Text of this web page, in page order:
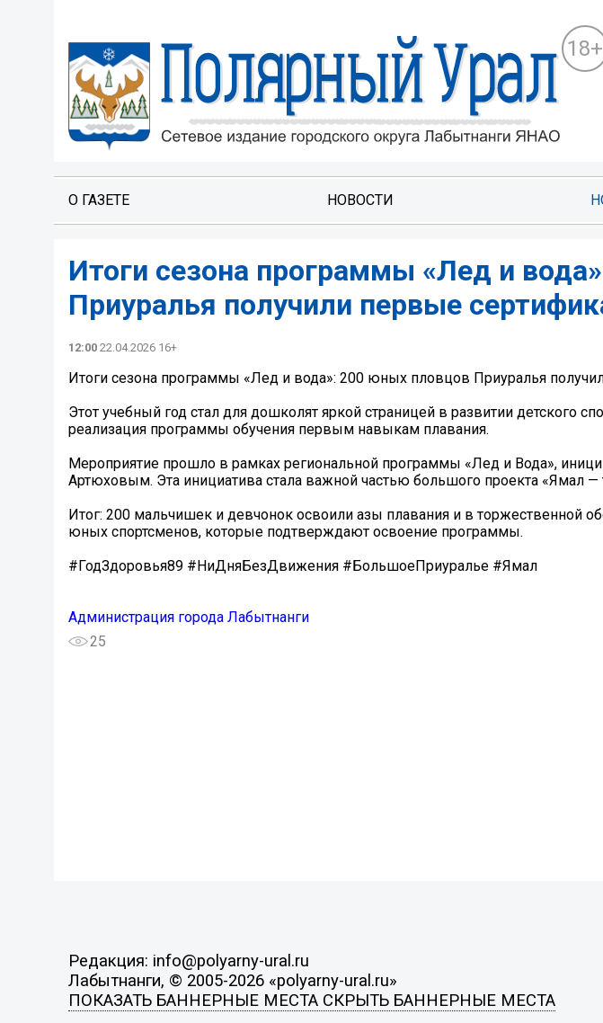
18+
О ГАЗЕТЕ НОВОСТИ
Итоги сезона программы «Лед и
Приуралья получили первые
12:00 22.04.2026 16+
Итоги сезона программы «Лед и вода»: 200 юных пловцов Приуралья
Этот учебный год стал для дошколят яркой страницей в развитии детского
реализация программы обучения первым навыкам плавания.
Мероприятие прошло в рамках региональной программы «Лед и Вода»,
Артюховым. Эта инициатива стала важной частью большого проекта «Ямал —
Итог: 200 мальчишек и девчонок освоили азы плавания и в торжественной
юных спортсменов, которые подтверждают освоение программы.
#ГодЗдоровья89 #НиДняБезДвижения #БольшоеПриуралье #Ямал
Администрация города Лабытнанги
25
Редакция: info@polyarny-ural.ru
Лабытнанги, © 2005-2026 «polyarny-ural.ru»
ПОКАЗАТЬ БАННЕРНЫЕ МЕСТА СКРЫТЬ БАННЕРНЫЕ МЕСТА